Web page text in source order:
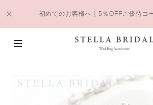
初めてのお客様へ｜5％OFFご優待コ